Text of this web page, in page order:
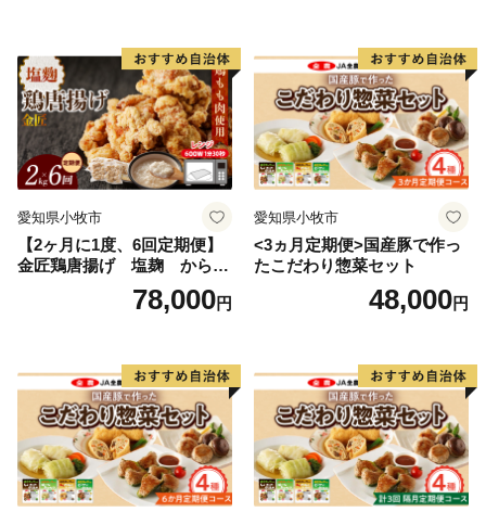
愛知県小牧市
【2ヶ月に1度、6回定期便】
金匠鶏唐揚げ 塩麹 からあ
78,000円
愛知県小牧市
<3ヵ月定期便>国産豚で作っ
たこだわり惣菜セット
48,000円